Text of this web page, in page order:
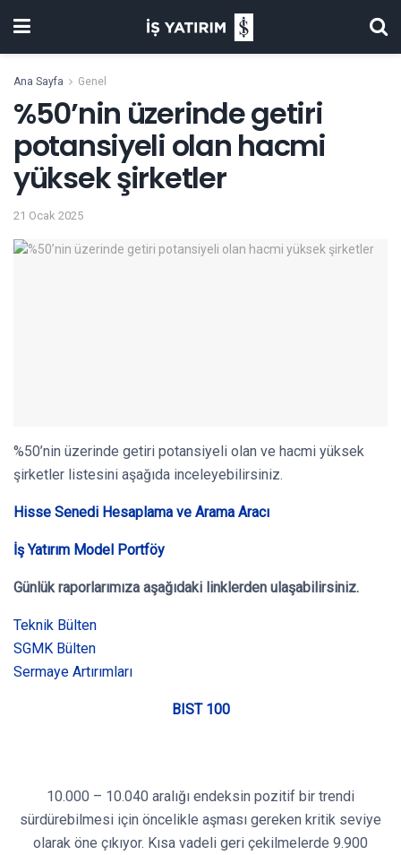
Ana Sayfa Genel
%50’nin üzerinde getiri
potansiyeli olan hacmi
yüksek şirketler
21 Ocak 2025
%50’nin üzerinde getiri potansiyeli olan ve hacmi yüksek
şirketler listesini aşağıda inceleyebilirsiniz.
Hisse Senedi Hesaplama ve Arama Aracı
İş Yatırım Model Portföy
Günlük raporlarımıza aşağıdaki linklerden ulaşabilirsiniz.
Teknik Bülten
SGMK Bülten
Sermaye Artırımları
BIST 100
10.000 – 10.040 aralığı endeksin pozitif bir trendi
sürdürebilmesi için öncelikle aşması gereken kritik seviye
olarak öne çıkıyor. Kısa vadeli geri çekilmelerde 9.900